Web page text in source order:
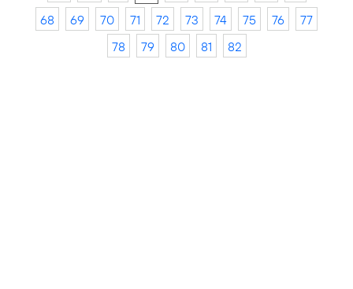
68
69 70 71 72 73 74 75 76
77
78
79 80 81 82